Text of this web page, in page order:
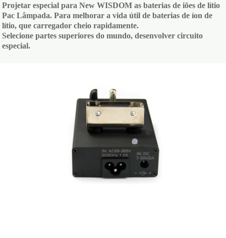
Projetar especial para New WISDOM as baterias de iões de lítio
Pac Lâmpada. Para melhorar a vida útil de baterias de íon de
lítio, que carregador cheio rapidamente.
Selecione partes superiores do mundo, desenvolver circuito
especial.